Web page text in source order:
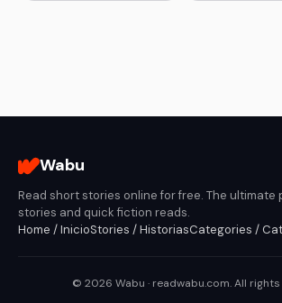
Wabu
Read short stories online for free. The ultimate
stories and quick fiction reads.
Home / InicioStories / HistoriasCategories /
© 2026 Wabu · readwabu.com. All